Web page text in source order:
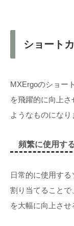
ショート
MXErgoのショー
を飛躍的に向上
ようなものになり
頻繁に使用す
日常的に使用す
割り当てること
を大幅に向上させ